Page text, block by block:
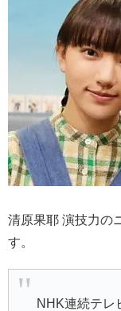
清原果耶 演技力の
す。
NHK連続テレ